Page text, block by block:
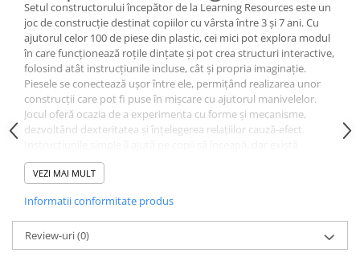
Setul constructorului începător de la Learning Resources este un
joc de construcție destinat copiilor cu vârsta între 3 și 7 ani. Cu
ajutorul celor 100 de piese din plastic, cei mici pot explora modul
în care funcționează roțile dințate și pot crea structuri interactive,
folosind atât instrucțiunile incluse, cât și propria imaginație.
Piesele se conectează ușor între ele, permițând realizarea unor
construcții care pot fi puse în mișcare cu ajutorul manivelelor.
Jocul oferă ocazia de a experimenta cu forme și mecanisme,
dezvoltând dexteritatea și înțelegerea relațiilor cauză-efect.
libertatea de a construi oricum doresc.
Setul este potrivit pentru copiii care sunt curioși să afle cum
modifice propriile creații. Poate fi folosit atât individual, cât și în
grup, încurajând colaborarea și comunicarea.
Specificații
VEZI MAI MULT
Informatii conformitate produs
Review-uri(0)